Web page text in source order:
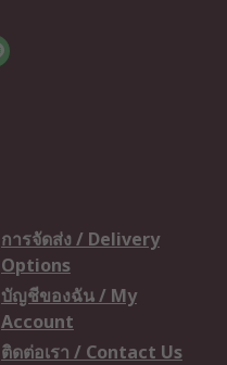
การจัดส่ง / Delivery
Options
บัญชีของฉัน / My
Account
ติดต่อเรา / Contact Us